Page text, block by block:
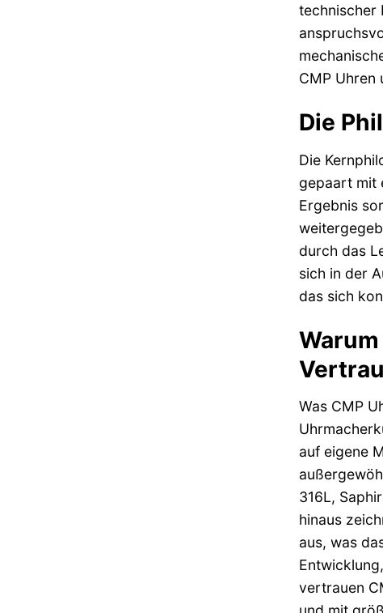
technischer
CMP Uhren
Die
Die
gepaart mit
Ergebnis
durch das
sich in der
das sich
Was CMP
auf eigene
316L,
hinaus
aus, was
vertrauen